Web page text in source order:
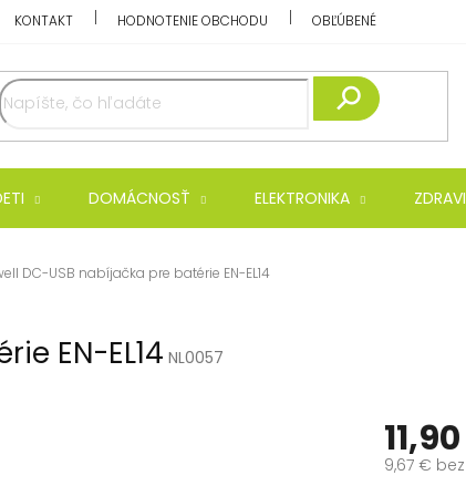
KONTAKT HODNOTENIE OBCHODU OBĽÚBENÉ
DOMÁCNOSŤ ELEKTRONIKA
DC-USB nabíjačka pre batérie EN-EL14
EN-EL14 NL0057
9,67 € bez